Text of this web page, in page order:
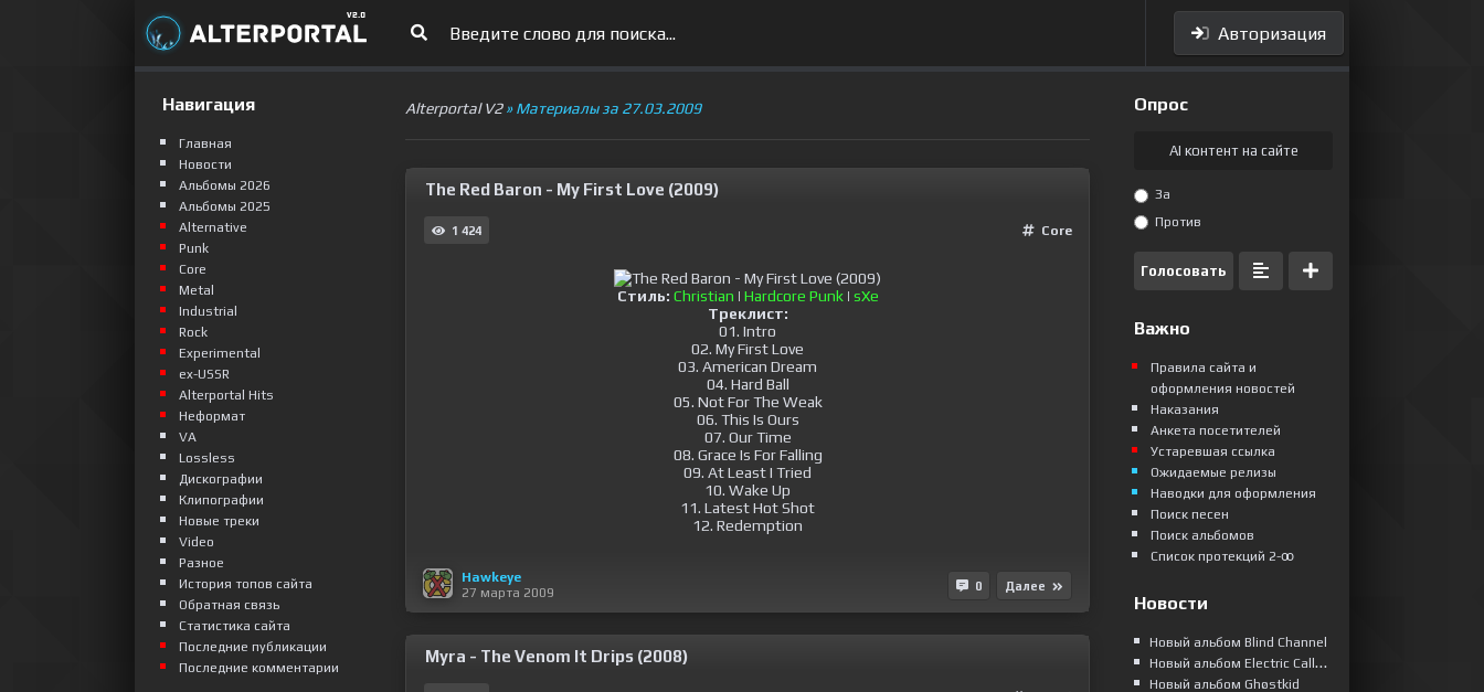
Авторизация
Alterportal V2» Материалы за 27.03.2009
The Red Baron - My First Love (2009)
1 424 Сore
Стиль: Christian | Hardcore Punk | sXe
Треклист:
01. Intro
02. My First Love
03. American Dream
04. Hard Ball
05. Not For The Weak
06. This Is Ours
07. Our Time
08. Grace Is For Falling
09. At Least I Tried
10. Wake Up
11. Latest Hot Shot
12. Redemption
Hawkeye
27 марта 2009
0 Далее
Myra - The Venom It Drips (2008)
Навигация
Главная
Новости
Альбомы 2026
Альбомы 2025
Alternative
Punk
Сore
Metal
Industrial
Rock
Experimental
ex-USSR
Alterportal Hits
Неформат
VA
Lossless
Дискографии
Клипографии
Новые треки
Video
Разное
История топов сайта
Обратная связь
Статистика сайта
Последние публикации
Последние комментарии
Опрос
AI контент на сайте
За
Против
Голосовать
Важно
Правила сайта и
оформления новостей
Наказания
Анкета посетителей
Устаревшая ссылка
Ожидаемые релизы
Наводки для оформления
Поиск песен
Поиск альбомов
Список протекций 2-ꝏ
Новости
Новый альбом Blind Channel
Новый альбом Electric Callboy
Новый альбом Ghøstkid